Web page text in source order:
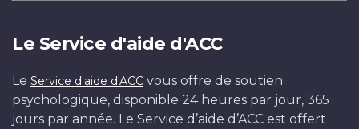
Le Service d'aide d'ACC
Le Service d'aide d'ACC vous offre de soutien
psychologique, disponible 24 heures par jour, 365
jours par année. Le Service d’aide d’ACC est offert